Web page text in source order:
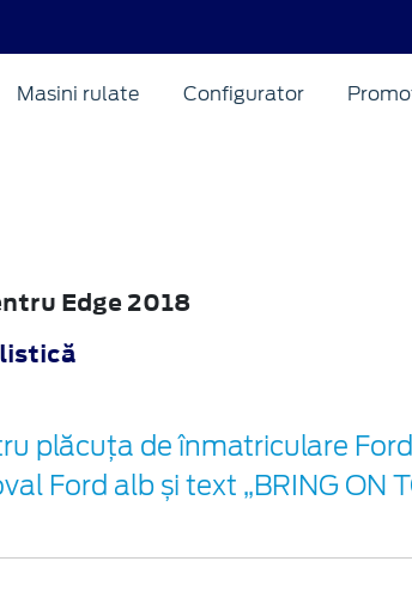
Masini rulate Configurator
Edge 2018
plăcuța de înmatriculare
Ford alb și text „BRING ON